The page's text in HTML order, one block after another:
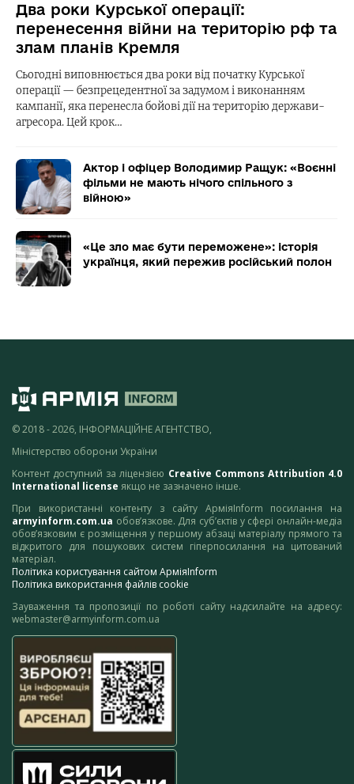
Два роки Курської операції:
перенесення війни на територію рф та
злам планів Кремля
Сьогодні виповнюється два роки від початку Курської
операції — безпрецедентної за задумом і виконанням
кампанії, яка перенесла бойові дії на територію держави-
агресора. Цей крок…
Актор і офіцер Володимир Ращук: «Воєнні
фільми не мають нічого спільного з
війною»
«Це зло має бути переможене»: історія
українця, який пережив російський полон
© 2018 - 2026, ІНФОРМАЦІЙНЕ АГЕНТСТВО,
Міністерство оборони України
Контент доступний за ліцензією Creative Commons Attribution 4.0
International license якщо не зазначено інше.
При використанні контенту з сайту АрміяInform посилання на
armyinform.com.ua обов’язкове. Для суб’єктів у сфері онлайн-медіа
обов’язковим є розміщення у першому абзаці матеріалу прямого та
відкритого для пошукових систем гіперпосилання на цитований
матеріал.
Політика користування сайтом АрміяInform
Політика використання файлів cookie
Зауваження та пропозиції по роботі сайту надсилайте на адресу:
webmaster@armyinform.com.ua